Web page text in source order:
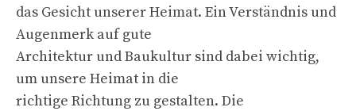
das Gesicht unserer Heimat. Ein Verständnis und
Augenmerk auf gute
Architektur und Baukultur sind dabei wichtig,
um unsere Heimat in die
richtige Richtung zu gestalten. Die